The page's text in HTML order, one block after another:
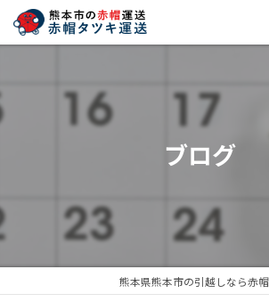
ブログ
熊本県熊本市の引越しなら赤